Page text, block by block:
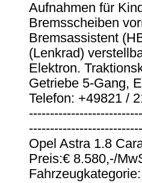
Aufnahmen für
Bremsscheiben
Bremsassistent
(Lenkrad)
Elektron.
Getriebe 5-Gang,
Telefon: +49821 /
Opel Astra 1.8
Preis:€ 8.580,-/